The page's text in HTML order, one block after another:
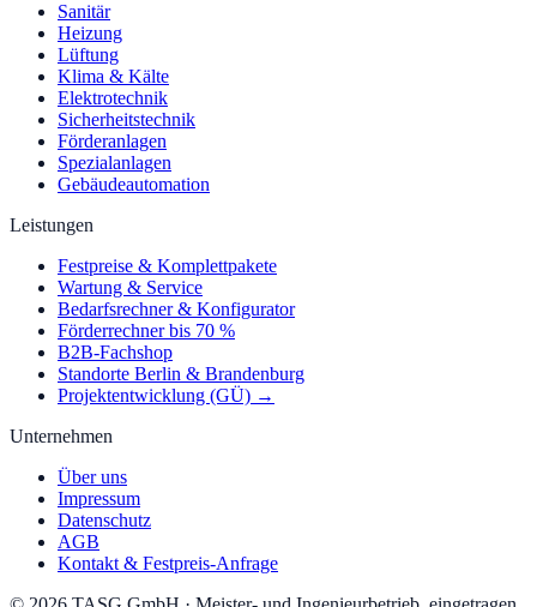
Sanitär
Heizung
Lüftung
Klima & Kälte
Elektrotechnik
Sicherheitstechnik
Förderanlagen
Spezialanlagen
Gebäudeautomation
Leistungen
Festpreise & Komplettpakete
Wartung & Service
Bedarfsrechner & Konfigurator
Förderrechner bis 70 %
B2B-Fachshop
Standorte Berlin & Brandenburg
Projektentwicklung (GÜ) →
Unternehmen
Über uns
Impressum
Datenschutz
AGB
Kontakt & Festpreis-Anfrage